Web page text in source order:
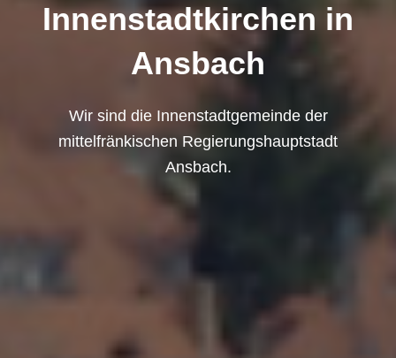
Innenstadtkirchen in
Ansbach
Wir sind die Innenstadtgemeinde der
mittelfränkischen Regierungshauptstadt
Ansbach.